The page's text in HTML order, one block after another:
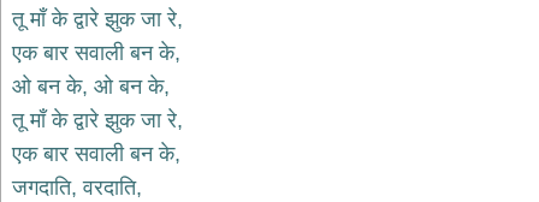
कृष्ण
भजन
krishna
bhajans
शिव
भजन
bhajans
तू माँ के द्वारे झुक जा रे,
एक बार सवाली बन के,
ओ बन के, ओ बन के,
तू माँ के द्वारे झुक जा रे,
एक बार सवाली बन के,
जगदाति, वरदाति,